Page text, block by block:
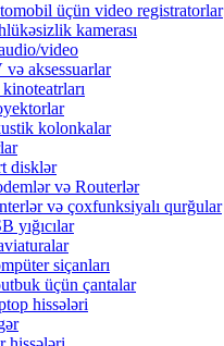
üçün video registratorlar
kamerası
video
və aksessuarlar
kolonkalar
disklər
və Routerlər
və çoxfunksiyalı qurğular
yığıcılar
siçanları
üçün çantalar
hissələri